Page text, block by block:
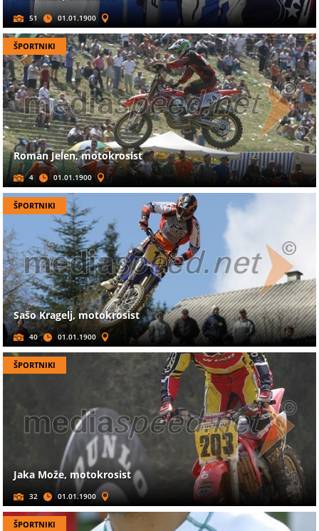
51 01.01.1900
ŠPORTNIKI
Roman Jelen, motokrosist
4 01.01.1900
ŠPORTNIKI
Sašo Kragelj, motokrosist
40 01.01.1900
ŠPORTNIKI
Jaka Može, motokrosist
32 01.01.1900
ŠPORTNIKI